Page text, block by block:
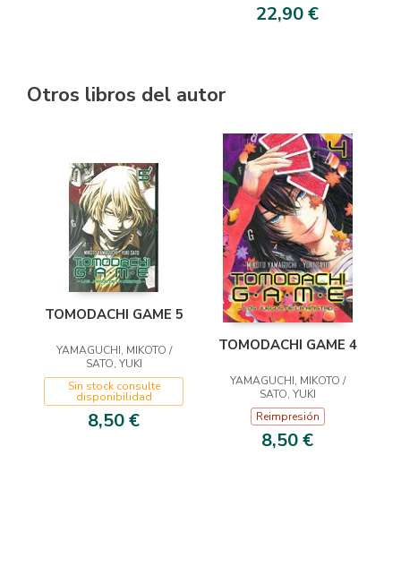
22,90 €
Otros libros del autor
TOMODACHI GAME 5
YAMAGUCHI, MIKOTO /
SATO, YUKI
Sin stock consulte
disponibilidad
8,50 €
TOMODACHI GAME 4
YAMAGUCHI, MIKOTO /
SATO, YUKI
Reimpresión
8,50 €